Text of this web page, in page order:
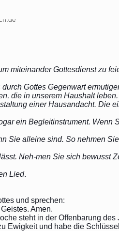
miteinander Gottesdienst zu
Gottes Gegenwart
die in unserem Haushalt leben.
einer Hausandacht. Die
ein Begleitinstrument.
Sie alleine sind. So nehmen
Neh-men Sie sich bewusst
Lied.
und sprechen:
Amen.
steht in der Offenbarung des
Ewigkeit und habe die